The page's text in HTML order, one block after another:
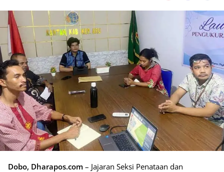
Dobo, Dharapos.com – Jajaran Seksi Penataan dan